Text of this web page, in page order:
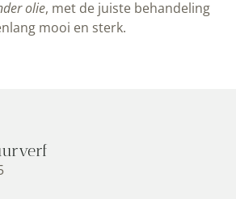
olie, met de juiste behandeling
mooi en sterk.